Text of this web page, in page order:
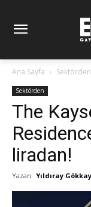
Ana Sayfa Sektörden
Sektörden
The
liradan!
Yazan: Yıldıray